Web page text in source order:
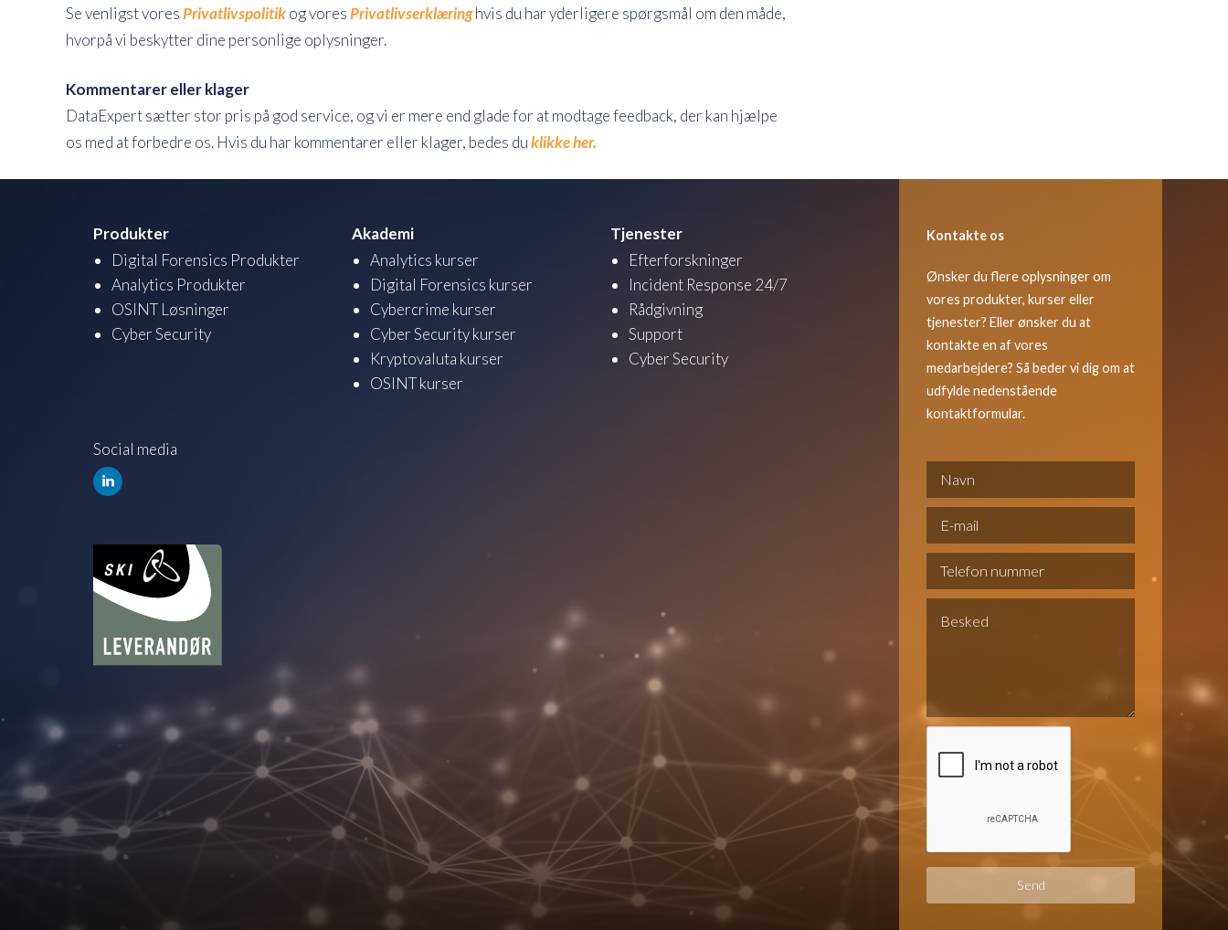
Se venligst voresPrivatlivspolitikog voresPrivatlivserklæringhvis du har yderligere spørgsmål om den måde,
hvorpå vi beskytter dine personlige oplysninger.
Kommentarer eller klager
DataExpert sætter stor pris på god service, og vi er mere end glade for at modtage feedback, der kan hjælpe
os med at forbedre os. Hvis du har kommentarer eller klager, bedes duklikke her.
Produkter
Digital Forensics Produkter
Analytics Produkter
OSINT Løsninger
Cyber Security
Akademi
Analytics kurser
Digital Forensics kurser
Cybercrime kurser
Cyber Security kurser
Kryptovaluta kurser
OSINT kurser
Tjenester
Efterforskninger
Incident Response 24/7
Rådgivning
Support
Cyber Security
Social media
Kontakte os
Ønsker du flere oplysninger om
vores produkter, kurser eller
tjenester? Eller ønsker du at
kontakte en af vores
medarbejdere? Så beder vi dig om at
udfylde nedenstående
kontaktformular.